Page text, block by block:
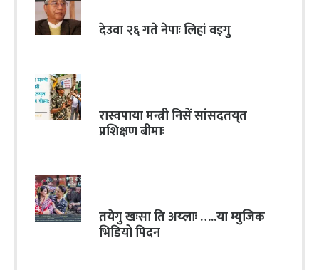
देउवा २६ गते नेपाः लिहां वइगु
रास्वपाया मन्त्री निसें सांसदतय्‌त
प्रशिक्षण बीमाः
तयेगु खःसा ति अय्लाः …..या म्युजिक
भिडियो पिदन